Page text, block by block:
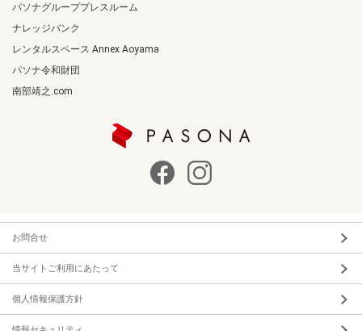
パソナグループプレスルーム
ナレッジバンク
レンタルスペース Annex Aoyama
パソナ令和財団
南部靖之.com
お問合せ
当サイトご利用にあたって
個人情報保護方針